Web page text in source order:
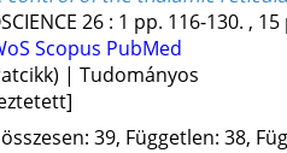
26: 1 pp. 116-130. ,
Scopus PubMed
| Tudományos
39, Független: 38,